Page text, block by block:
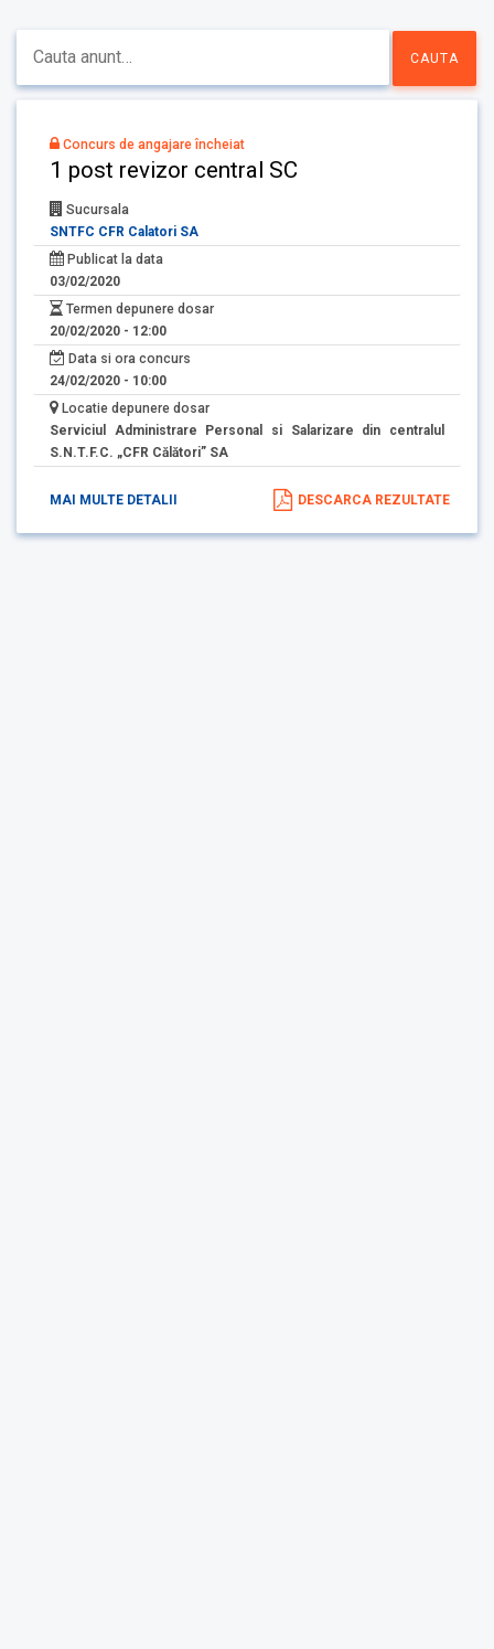
Concurs de angajare încheiat
1 post revizor central SC
Sucursala
SNTFC CFR Calatori SA
Publicat la data
03/02/2020
Termen depunere dosar
20/02/2020 - 12:00
Data si ora concurs
24/02/2020 - 10:00
Locatie depunere dosar
Serviciul Administrare Personal si Salarizare din centralul
S.N.T.F.C. „CFR Călători” SA
MAI MULTE DETALII DESCARCA REZULTATE